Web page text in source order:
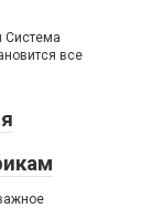
Система
все